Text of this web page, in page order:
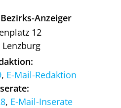
Anzeiger
12
Lenzburg
, E-Mail-Redaktion
, E-Mail-Inserate